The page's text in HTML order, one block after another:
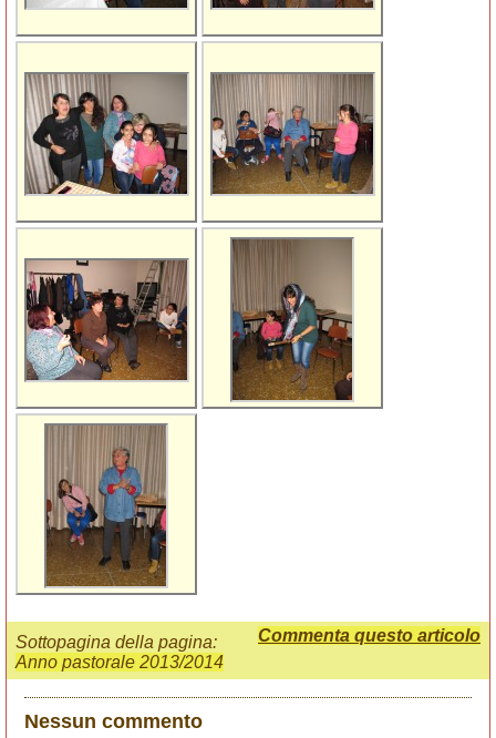
Commenta questo articolo
Sottopagina della pagina:
Anno pastorale 2013/2014
Nessun commento